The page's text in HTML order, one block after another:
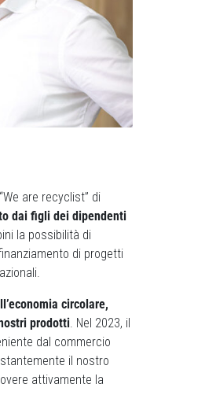
are recyclist” di
dai figli dei dipendenti
la possibilità di
di progetti
circolare,
prodotti. Nel 2023, il
dal commercio
il nostro
attivamente la